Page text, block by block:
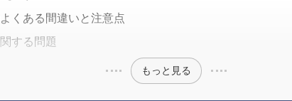
くある間違いと注意点
する問題
もっと見る